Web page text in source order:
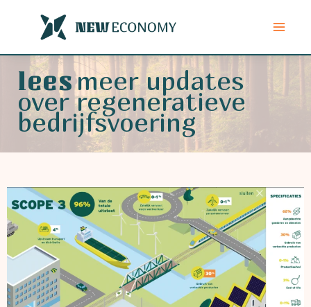
de
inhoudleesmeer updates
over regeneratieve
bedrijfsvoering